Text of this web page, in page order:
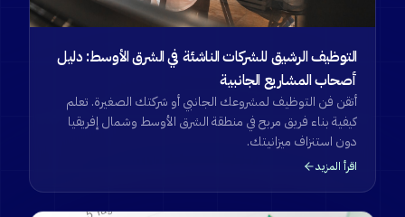
التوظيف الرشيق للشركات الناشئة في الشرق الأوسط: دليل
أصحاب المشاريع الجانبية
أتقن فن التوظيف لمشروعك الجانبي أو شركتك الصغيرة. تعلم
كيفية بناء فريق مربح في منطقة الشرق الأوسط وشمال إفريقيا
دون استنزاف ميزانيتك.
اقرأ المزيد